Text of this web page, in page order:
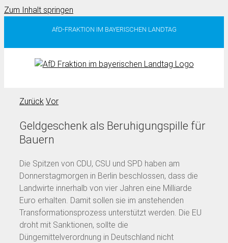
Zum Inhalt springen
AfD-FRAKTION IM BAYERISCHEN LANDTAG
Zurück Vor
Geldgeschenk als Beruhigungspille für
Bauern
Die Spitzen von CDU, CSU und SPD haben am
Donnerstagmorgen in Berlin beschlossen, dass die
Landwirte innerhalb von vier Jahren eine Milliarde
Euro erhalten. Damit sollen sie im anstehenden
Transformationsprozess unterstützt werden. Die EU
droht mit Sanktionen, sollte die
Düngemittelverordnung in Deutschland nicht